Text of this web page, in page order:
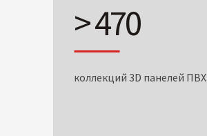
> 470
коллекций 3D панелей ПВХ